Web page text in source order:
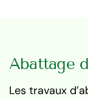
Abattage
Les travaux